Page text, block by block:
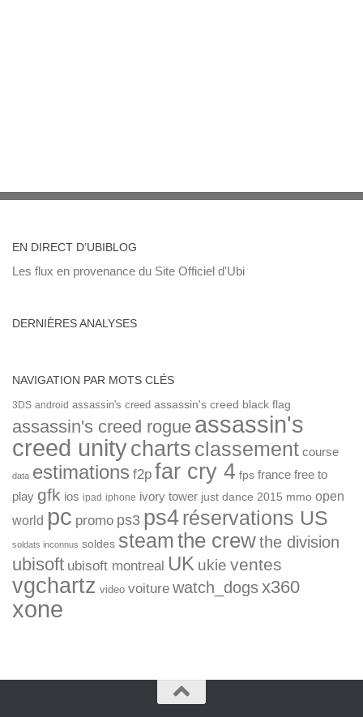
EN DIRECT D’UBIBLOG
Les flux en provenance du Site Officiel d'Ubi
DERNIÈRES ANALYSES
NAVIGATION PAR MOTS CLÉS
3DS android assassin's creed assassin's creed black flag
assassin's creed rogue assassin's
creed unitycharts classement course
data estimations f2p far cry 4 fps france free to
play gfk ios ipad iphone ivory tower just dance 2015 mmo open
world pc promo ps3 ps4réservations US
soldats inconnus soldes steamthe crewthe division
ubisoft ubisoft montreal UK ukie ventes
vgchartz video voiture watch_dogsx360
xone